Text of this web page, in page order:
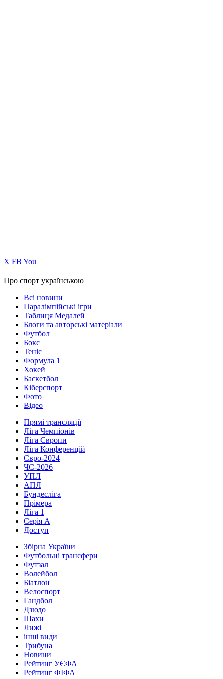
Х FB You
Про спорт українською
Всі новини
Паралімпійські ігри
Таблиця Медалей
Блоги та авторські матеріали
Футбол
Бокс
Теніс
Формула 1
Хокей
Баскетбол
Кіберспорт
Фото
Відео
Прямі трансляції
Ліга Чемпіонів
Ліга Європи
Ліга Конференцій
Євро-2024
ЧС-2026
УПЛ
АПЛ
Бундесліга
Прімера
Ліга 1
Серія А
Доступ
Збірна України
Футбольні трансфери
Футзал
Волейбол
Біатлон
Велоспорт
Гандбол
Дзюдо
Шахи
Лижі
інші види
Трибуна
Новини
Рейтинг УЄФА
Рейтинг ФІФА